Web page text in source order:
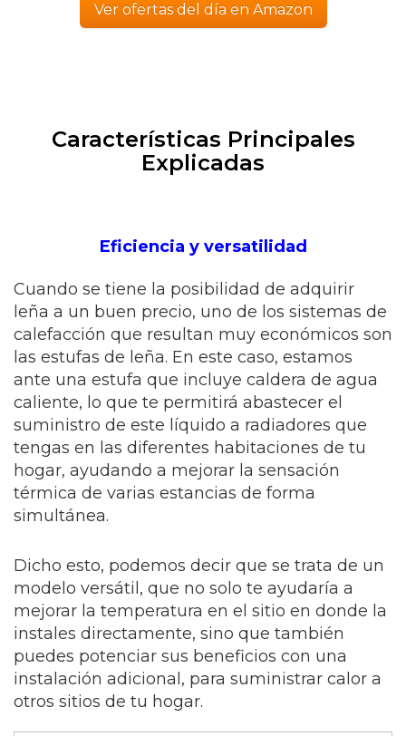
Ver ofertas del día en Amazon
Características Principales
Explicadas
Eficiencia y versatilidad
Cuando se tiene la posibilidad de adquirir
leña a un buen precio, uno de los sistemas de
calefacción que resultan muy económicos son
las estufas de leña. En este caso, estamos
ante una estufa que incluye caldera de agua
caliente, lo que te permitirá abastecer el
suministro de este líquido a radiadores que
tengas en las diferentes habitaciones de tu
hogar, ayudando a mejorar la sensación
térmica de varias estancias de forma
simultánea.
Dicho esto, podemos decir que se trata de un
modelo versátil, que no solo te ayudaría a
mejorar la temperatura en el sitio en donde la
instales directamente, sino que también
puedes potenciar sus beneficios con una
instalación adicional, para suministrar calor a
otros sitios de tu hogar.